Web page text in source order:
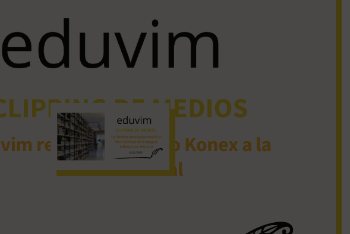
Antiguos clipping de
medios
La Revista Analogías
de la sangre, editado
por Eduvim